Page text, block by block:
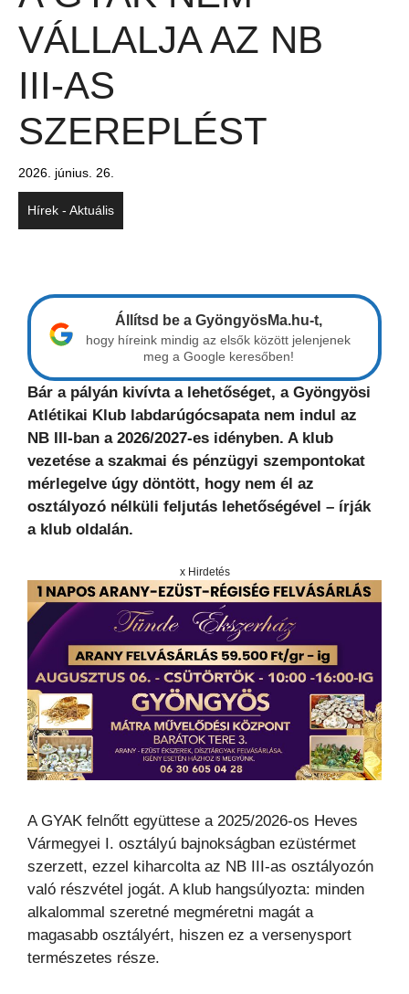
VÁLLALJA AZ NB
III-AS
SZEREPLÉST
2026. június. 26.
Hírek - Aktuális
Állítsd be a GyöngyösMa.hu-t,
hogy híreink mindig az elsők között jelenjenek
meg a Google keresőben!
Bár a pályán kivívta a lehetőséget, a Gyöngyösi
Atlétikai Klub labdarúgócsapata nem indul az
NB III-ban a 2026/2027-es idényben. A klub
vezetése a szakmai és pénzügyi szempontokat
mérlegelve úgy döntött, hogy nem él az
osztályozó nélküli feljutás lehetőségével – írják
a klub oldalán.
x Hirdetés
A GYAK felnőtt együttese a 2025/2026-os Heves
Vármegyei I. osztályú bajnokságban ezüstérmet
szerzett, ezzel kiharcolta az NB III-as osztályozón
való részvétel jogát. A klub hangsúlyozta: minden
alkalommal szeretné megméretni magát a
magasabb osztályért, hiszen ez a versenysport
természetes része.